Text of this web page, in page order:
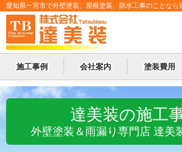
愛知県一宮市で外壁塗装、屋根塗装、防水工事のことなら
施工事例 会社案内 塗装費用
達美装の施工
外壁塗装＆雨漏り専門店 達美